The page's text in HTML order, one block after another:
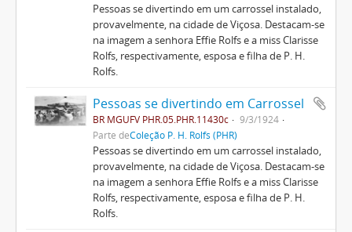
Pessoas se divertindo em um carrossel instalado,
provavelmente, na cidade de Viçosa. Destacam-se
na imagem a senhora Effie Rolfs e a miss Clarisse
Rolfs, respectivamente, esposa e filha de P. H.
Rolfs.
Pessoas se divertindo em Carrossel
BR MGUFV PHR.05.PHR.11430c
9/3/1924
Parte deColeção P. H. Rolfs (PHR)
Pessoas se divertindo em um carrossel instalado,
provavelmente, na cidade de Viçosa. Destacam-se
na imagem a senhora Effie Rolfs e a miss Clarisse
Rolfs, respectivamente, esposa e filha de P. H.
Rolfs.